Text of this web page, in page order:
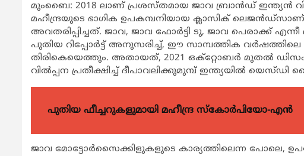
മുംബൈ: 2018 ലാണ് പ്രശസ്തമായ ജാവ ബ്രാന്‍ഡ് ഇന്ത്യന്‍
മഹീന്ദ്രയുടെ ഭാഗിക ഉപകമ്പനിയായ ക്ലാസിക്
അവതരിപ്പിച്ചത്. ജാവ, ജാവ ഫോര്‍ട്ടി ടു, ജാവ പെരാക്ക്
പുതിയ റിപ്പോര്‍ട്ട് അനുസരിച്ച്, ഈ സാമ്പത്തിക
തിരികെയെത്തും. അതായത്, 2021 ഒക്‌റ്റോബര്‍ മുതല്‍
വില്‍പ്പന പ്രതീക്ഷിച്ച് ദീപാവലിക്കുമുമ്പ് ഇന്ത്യയില്‍
പുതിയ ഫീച്ചറുകളുമായി മഹീന്ദ്ര സ്കോർപിയോ-എൻ
ജാവ മോട്ടോര്‍സൈക്കിളുകളുടെ കാര്യത്തിലെന്ന പോലെ,